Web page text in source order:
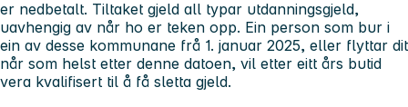
er nedbetalt. Tiltaket gjeld all typar utdanningsgjeld,
uavhengig av når ho er teken opp. Ein person som bur i
ein av desse kommunane frå 1. januar 2025, eller flyttar dit
når som helst etter denne datoen, vil etter eitt års butid
vera kvalifisert til å få sletta gjeld.